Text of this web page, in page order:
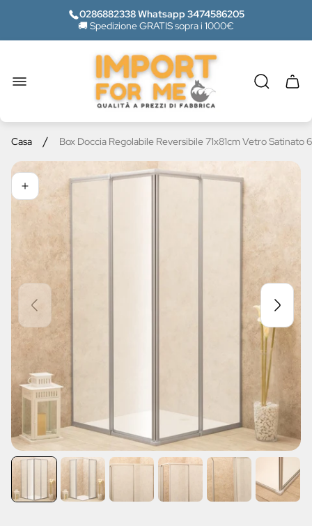
0286882338 Whatsapp 3474586205
🚚 Spedizione GRATIS sopra i 1000€
Logo
del
negozio"
Casa / Box Doccia Regolabile Reversibile 71x81cm Vetro Satinato